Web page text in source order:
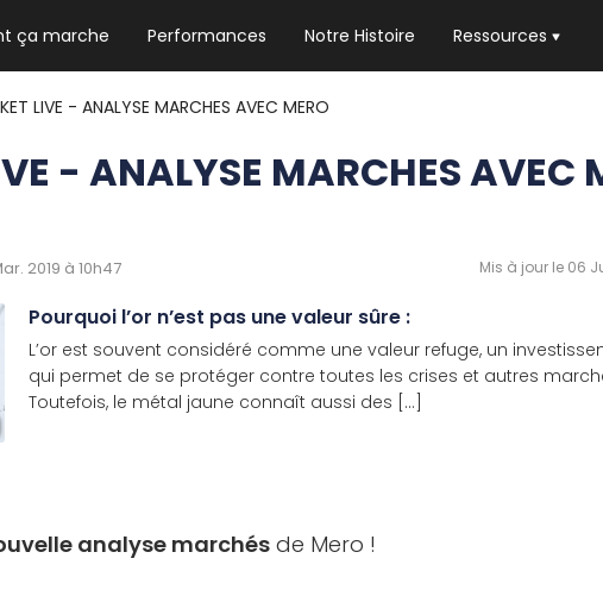
ça marche Performances Notre Histoire Ressources
NEWSLETTER HEBDO
Les news crypto dont vous avez besoin
LIVE - ANALYSE MARCHES AVEC MERO
- ANALYSE MARCHES AVEC
2019 à 10h47 Mis à jour le 06
Pourquoi l’or n’est pas une valeur sûre :
L’or est souvent considéré comme une valeur refuge, un
qui permet de se protéger contre toutes les crises et autres
Toutefois, le métal jaune connaît aussi des [...]
analyse marchés de Mero !